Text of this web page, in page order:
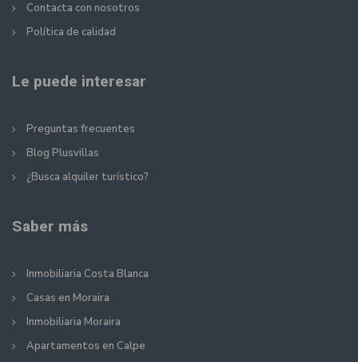
Contacta con nosotros
Política de calidad
Le puede interesar
Preguntas frecuentes
Blog Plusvillas
¿Busca alquiler turístico?
Saber más
Inmobiliaria Costa Blanca
Casas en Moraira
Inmobiliaria Moraira
Apartamentos en Calpe